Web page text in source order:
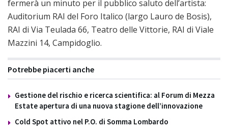
fermerà un minuto per il pubblico saluto dell’artista:
Auditorium RAI del Foro Italico (largo Lauro de Bosis),
RAI di Via Teulada 66, Teatro delle Vittorie, RAI di Viale
Mazzini 14, Campidoglio.
Potrebbe piacerti anche
Gestione del rischio e ricerca scientifica: al Forum di Mezza
Estate apertura di una nuova stagione dell’innovazione
Cold Spot attivo nel P.O. di Somma Lombardo